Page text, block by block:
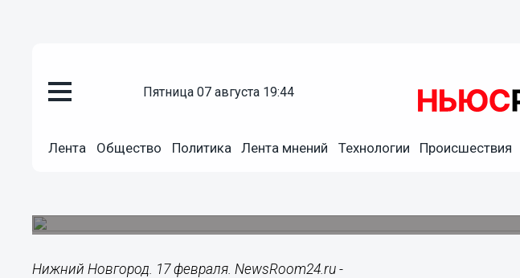
пятница 07 августа 19:44
Лента Общество Политика Лента мнений Технологии Происшествия
17.02.201713:36
Нижний Новгород. 17 февраля. NewsRoom24.ru -